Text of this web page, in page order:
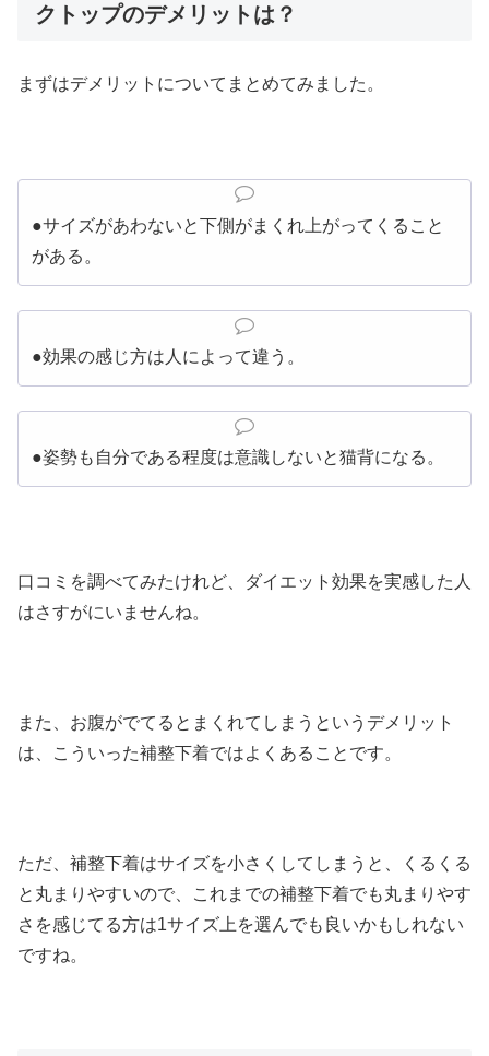
クトップのデメリットは？
まずはデメリットについてまとめてみました。
●サイズがあわないと下側がまくれ上がってくること
がある。
●効果の感じ方は人によって違う。
●姿勢も自分である程度は意識しないと猫背になる。
口コミを調べてみたけれど、ダイエット効果を実感した人
はさすがにいませんね。
また、お腹がでてるとまくれてしまうというデメリット
は、こういった補整下着ではよくあることです。
ただ、補整下着はサイズを小さくしてしまうと、くるくる
と丸まりやすいので、これまでの補整下着でも丸まりやす
さを感じてる方は1サイズ上を選んでも良いかもしれない
ですね。